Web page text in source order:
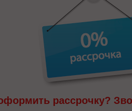
рассрочку?